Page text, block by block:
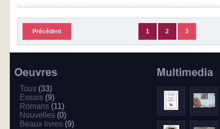
Précédent 1 2 3
Tous (33)
Essais (9)
Romans (11)
Nouvelles (0)
Beaux livres (9)